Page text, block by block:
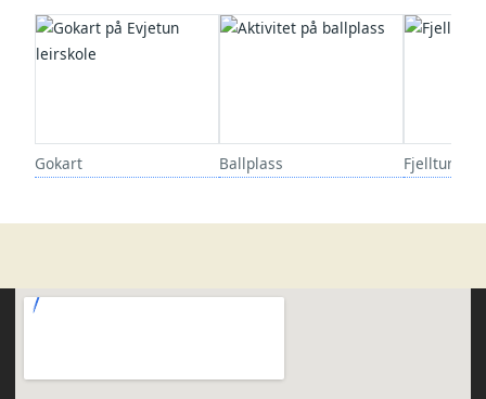
Gokart Ballplass Fjelltur